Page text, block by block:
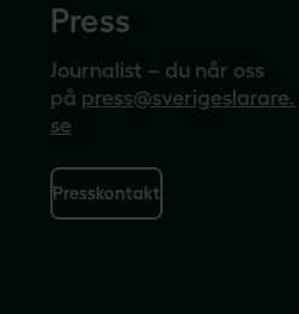
Press
Journalist – du når oss
på press@sverigeslarare.
se
Presskontakt